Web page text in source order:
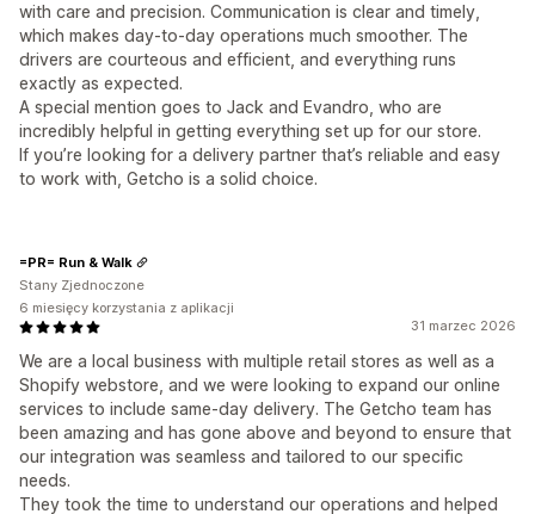
with care and precision. Communication is clear and timely,
which makes day-to-day operations much smoother. The
drivers are courteous and efficient, and everything runs
exactly as expected.
A special mention goes to Jack and Evandro, who are
incredibly helpful in getting everything set up for our store.
If you’re looking for a delivery partner that’s reliable and easy
to work with, Getcho is a solid choice.
31 marzec 2026
We are a local business with multiple retail stores as well as a
Shopify webstore, and we were looking to expand our online
services to include same-day delivery. The Getcho team has
been amazing and has gone above and beyond to ensure that
our integration was seamless and tailored to our specific
needs.
They took the time to understand our operations and helped
=PR= Run & Walk
Stany Zjednoczone
6 miesięcy korzystania z aplikacji